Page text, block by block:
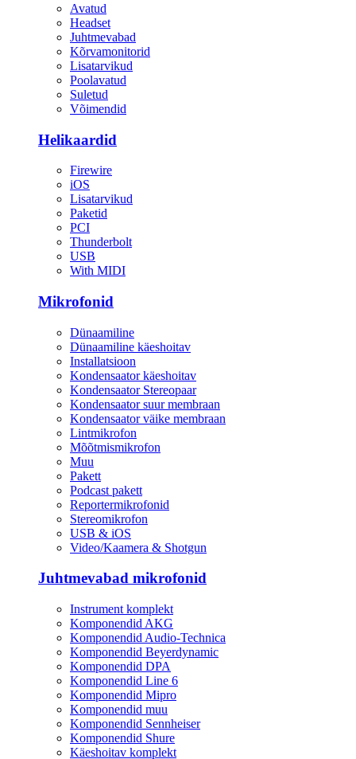
Avatud
Headset
Juhtmevabad
Kõrvamonitorid
Lisatarvikud
Poolavatud
Suletud
Võimendid
Helikaardid
Firewire
iOS
Lisatarvikud
Paketid
PCI
Thunderbolt
USB
With MIDI
Mikrofonid
Dünaamiline
Dünaamiline käeshoitav
Installatsioon
Kondensaator käeshoitav
Kondensaator Stereopaar
Kondensaator suur membraan
Kondensaator väike membraan
Lintmikrofon
Mõõtmismikrofon
Muu
Pakett
Podcast pakett
Reportermikrofonid
Stereomikrofon
USB & iOS
Video/Kaamera & Shotgun
Juhtmevabad mikrofonid
Instrument komplekt
Komponendid AKG
Komponendid Audio-Technica
Komponendid Beyerdynamic
Komponendid DPA
Komponendid Line 6
Komponendid Mipro
Komponendid muu
Komponendid Sennheiser
Komponendid Shure
Käeshoitav komplekt